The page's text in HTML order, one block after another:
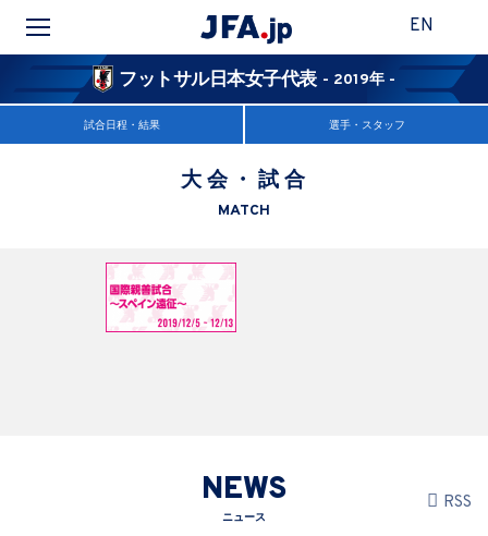
EN
フットサル日本女子代表 - 2019年 -
試合日程・結果 選手・スタッフ
大会・試合
MATCH
NEWS
ニュース
RSS